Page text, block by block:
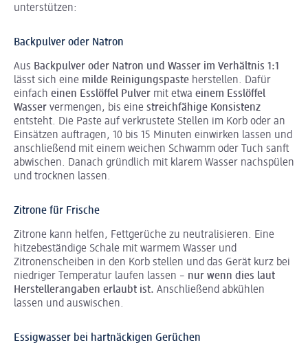
unterstützen:
Backpulver oder Natron
Aus Backpulver oder Natron und Wasser im Verhältnis 1:1
lässt sich eine milde Reinigungspaste herstellen. Dafür
einfach einen Esslöffel Pulver mit etwa einem Esslöffel
Wasser vermengen, bis eine streichfähige Konsistenz
entsteht. Die Paste auf verkrustete Stellen im Korb oder an
Einsätzen auftragen, 10 bis 15 Minuten einwirken lassen und
anschließend mit einem weichen Schwamm oder Tuch sanft
abwischen. Danach gründlich mit klarem Wasser nachspülen
und trocknen lassen.
Zitrone für Frische
Zitrone kann helfen, Fettgerüche zu neutralisieren. Eine
hitzebeständige Schale mit warmem Wasser und
Zitronenscheiben in den Korb stellen und das Gerät kurz bei
niedriger Temperatur laufen lassen – nur wenn dies laut
Herstellerangaben erlaubt ist. Anschließend abkühlen
lassen und auswischen.
Essigwasser bei hartnäckigen Gerüchen